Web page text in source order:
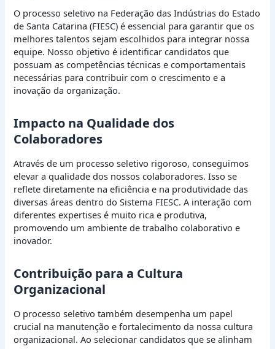
O processo seletivo na Federação das Indústrias do Estado
de Santa Catarina (FIESC) é essencial para garantir que os
melhores talentos sejam escolhidos para integrar nossa
equipe. Nosso objetivo é identificar candidatos que
possuam as competências técnicas e comportamentais
necessárias para contribuir com o crescimento e a
inovação da organização.
Impacto na Qualidade dos
Colaboradores
Através de um processo seletivo rigoroso, conseguimos
elevar a qualidade dos nossos colaboradores. Isso se
reflete diretamente na eficiência e na produtividade das
diversas áreas dentro do Sistema FIESC. A interação com
diferentes expertises é muito rica e produtiva,
promovendo um ambiente de trabalho colaborativo e
inovador.
Contribuição para a Cultura
Organizacional
O processo seletivo também desempenha um papel
crucial na manutenção e fortalecimento da nossa cultura
organizacional. Ao selecionar candidatos que se alinham